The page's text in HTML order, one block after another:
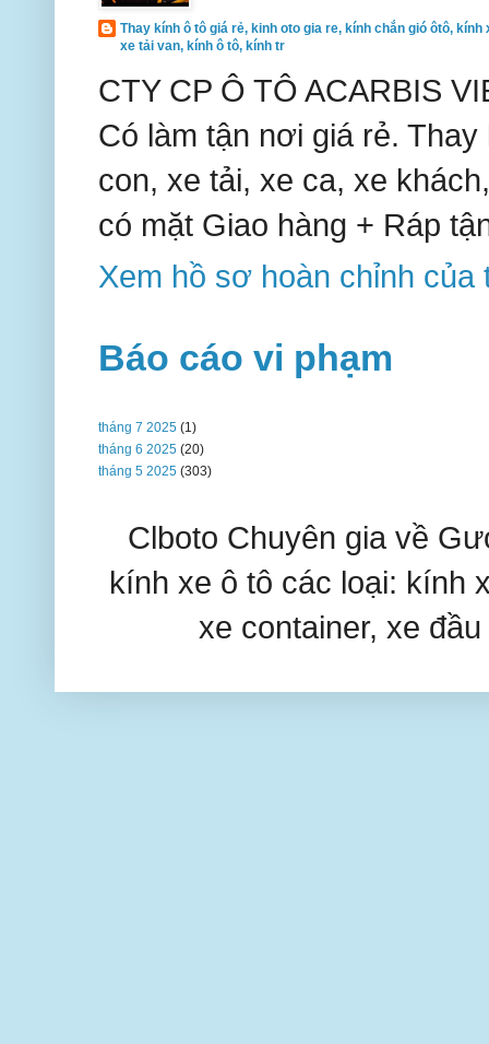
Thay kính ô tô giá rẻ, kinh oto gia re, kính chắn gió ôtô,
xe tải van, kính ô tô, kính tr
CTY CP Ô TÔ ACARBIS
Có làm tận nơi giá rẻ.
con, xe tải, xe ca, xe
có mặt Giao hàng + Ráp
Xem hồ sơ hoàn chỉnh của
Báo cáo vi phạm
tháng 7 2025 (1)
tháng 6 2025 (20)
tháng 5 2025 (303)
Clboto Chuyên gia về
kính xe ô tô các loại: kính
xe container, xe